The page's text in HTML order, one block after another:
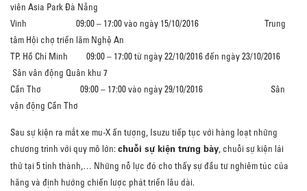
viên Asia Park Đà Nẵng
Vinh 09:00 – 17:00 vào ngày 15/10/2016 Trung
tâm Hội chợ triển lãm Nghệ An
TP. Hồ Chí Minh 09:00 – 17:00 từ ngày 22/10/2016 đến ngày 23/10/2016
Sân vân động Quân khu 7
Cần Thơ 09:00 – 17:00 vào ngày 29/10/2016 Sân
vận động Cần Thơ
Sau sự kiện ra mắt xe mu-X ấn tượng, Isuzu tiếp tục với hàng loạt những
chương trình với quy mô lớn: chuỗi sự kiện trưng bày, chuỗi sự kiện lái
thử tại 5 tỉnh thành,… Những nỗ lực đó cho thấy sự đầu tư nghiêm túc của
hãng và định hướng chiến lược phát triển lâu dài.